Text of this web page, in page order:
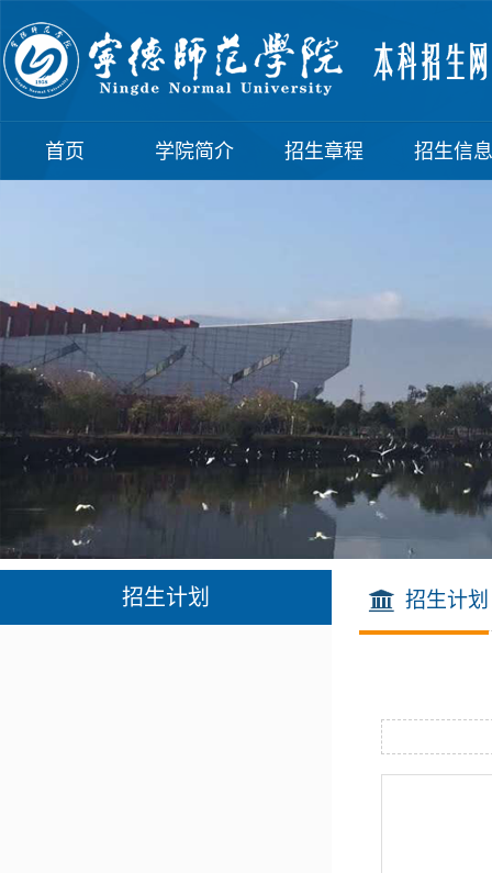
首页 学院简介 招生章程 招生信息
招生计划 招生计划